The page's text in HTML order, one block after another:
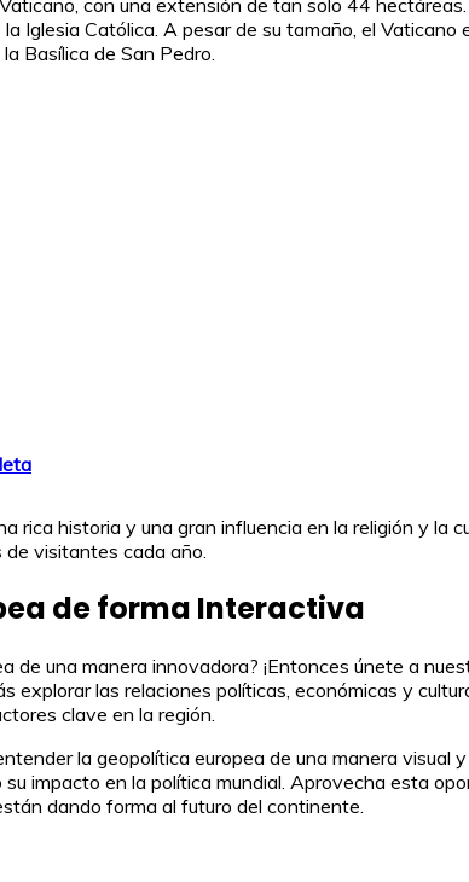
Iglesia Católica. A pesar de su tamaño, el
Basílica de San Pedro.
rica historia y una gran influencia en la religión y la
visitantes cada año.
de forma Interactiva
de una manera innovadora? ¡Entonces únete a
explorar las relaciones políticas, económicas y
clave en la región.
la geopolítica europea de una manera visual
impacto en la política mundial. Aprovecha esta
dando forma al futuro del continente.